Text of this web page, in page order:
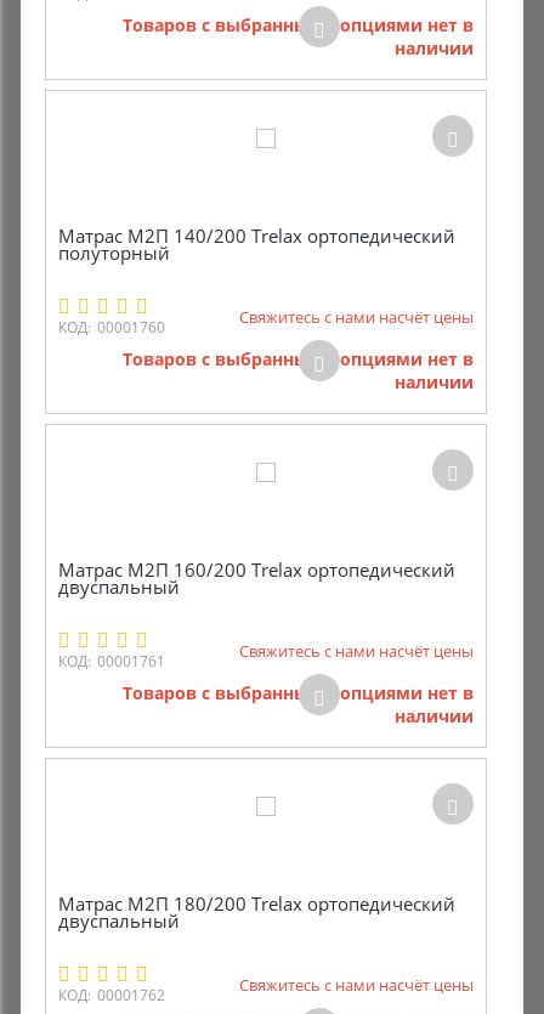
Товаров с выбранными опциями нет в
наличии
Матрас M2П 140/200 Trelax ортопедический
полуторный
КОД: 00001760 Свяжитесь с нами насчёт цены
Товаров с выбранными опциями нет в
наличии
Матрас M2П 160/200 Trelax ортопедический
двуспальный
КОД: 00001761 Свяжитесь с нами насчёт цены
Товаров с выбранными опциями нет в
наличии
Матрас M2П 180/200 Trelax ортопедический
двуспальный
КОД: 00001762 Свяжитесь с нами насчёт цены